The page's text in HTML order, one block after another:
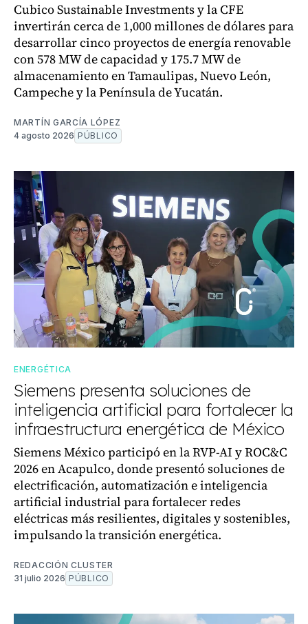
Cubico Sustainable Investments y la CFE
invertirán cerca de 1,000 millones de dólares para
desarrollar cinco proyectos de energía renovable
con 578 MW de capacidad y 175.7 MW de
almacenamiento en Tamaulipas, Nuevo León,
Campeche y la Península de Yucatán.
MARTÍN GARCÍA LÓPEZ
4 agosto 2026 PÚBLICO
ENERGÉTICA
Siemens presenta soluciones de
inteligencia artificial para fortalecer la
infraestructura energética de México
Siemens México participó en la RVP-AI y ROC&C
2026 en Acapulco, donde presentó soluciones de
electrificación, automatización e inteligencia
artificial industrial para fortalecer redes
eléctricas más resilientes, digitales y sostenibles,
impulsando la transición energética.
REDACCIÓN CLUSTER
31 julio 2026 PÚBLICO